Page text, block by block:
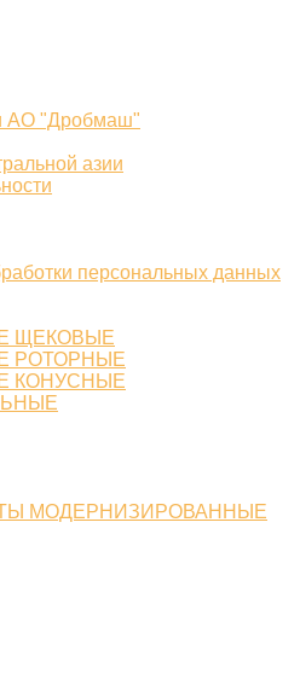
АО "Дробмаш"
азии
персональных данных
ЩЕКОВЫЕ
РОТОРНЫЕ
КОНУСНЫЕ
МОДЕРНИЗИРОВАННЫЕ